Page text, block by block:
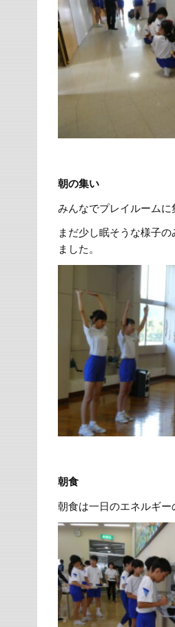
朝の集い
みんなでプレイルームに
まだ少し眠そうな様子
ました。
朝食
朝食は一日のエネルギー